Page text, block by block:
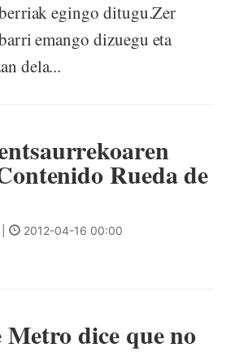
egingo ditugu.Zer
emango dizuegu eta
dela...
Rueda de
2012-04-16 00:00
dice que no